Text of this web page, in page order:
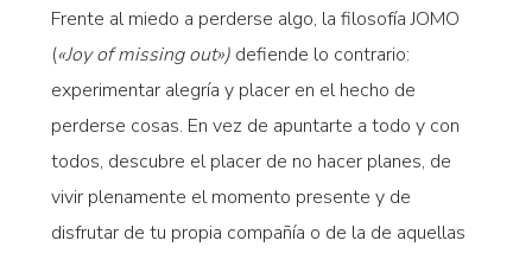
Frente al miedo a perderse algo, la filosofía JOMO
(«Joy of missing out»)defiende lo contrario:
experimentar alegría y placer en el hecho de
perderse cosas. En vez de apuntarte a todo y con
todos, descubre el placer de no hacer planes, de
vivir plenamente el momento presente y de
disfrutar de tu propia compañía o de la de aquellas